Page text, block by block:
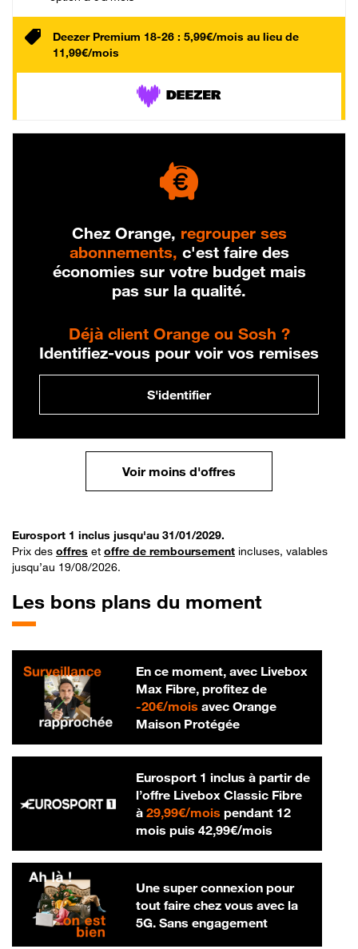
Deezer Premium 18-26 : 5,99€/mois au lieu de
11,99€/mois
Chez Orange, regrouper ses
abonnements, c'est faire des
économies sur votre budget mais
pas sur la qualité.
Déjà client Orange ou Sosh ?
Identifiez-vous pour voir vos remises
S'identifier
Voir moins d'offres
Eurosport 1 inclus jusqu'au 31/01/2029.
Prix des offres et offre de remboursement incluses, valables
jusqu’au 19/08/2026.
Les bons plans du moment
En ce moment, avec Livebox
Max Fibre, profitez de
-20€/mois20 € par mois
avec Orange
Maison Protégée
Eurosport 1 inclus à partir de
l’offre Livebox Classic Fibre
à 29,99€/mois29,99 € par mois
pendant 12
mois puis 42,99€/mois42,99 € par
Une super connexion pour
tout faire chez vous avec la
5G. Sans engagement